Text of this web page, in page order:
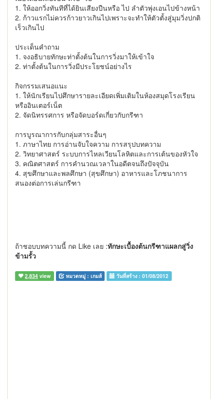
1. ให้ออกวิ่งทันทีที่ได้ยินเสียงปืนหรือ ไป ลำตัวพุ่งเอนไปข้างหน้า
2. ก้าวแรกไม่ควรก้าวยาวเกินไปเพราะจะทำให้ตัวตั้งสู่มุมวิ่งปกติ
เร็วเกินไป
ประเด็นคำถาม
1. จงอธิบายทักษะท่าตั้งต้นในการวิ่งมาให้เข้าใจ
2. ท่าตั้งต้นในการวิ่งมีประโยชน์อย่างไร
กิจกรรมเสนอแนะ
1. ให้นักเรียนไปศึกษารายละเอียดเพิ่มเติมในห้องสมุดโรงเรียน
หรืออินเตอร์เน็ต
2. จัดนิทรรศการ หรือจัดบอร์ดเกี่ยวกับกรีฑา
การบูรณาการกับกลุ่มสาระอื่นๆ
1. ภาษาไทย การอ่านจับใจความ การสรุปบทความ
2. วิทยาศาสตร์ ระบบการไหลเวียนโลหิตและการเต้นของหัวใจ
3. คณิตศาสตร์ การคำนวณเวลาในอดีตจนถึงปัจจุบัน
4. สุขศึกษาและพลศึกษา (สุขศึกษา) อาหารและโภชนาการ
สนองต่อการเล่นกรีฑา
ถ้าชอบบทความนี้ กด Like เลย :ทักษะเบื้องต้นกรีฑาแผลกสู่วิ่ง
ข้ามรั้ว
2,834 view หมวดหมู่ : เกมส์ วันที่สร้าง :01/08/2012